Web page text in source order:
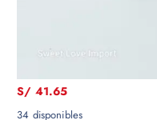
28CM APROX
S/ 41.65
34 disponibles